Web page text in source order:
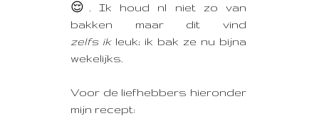
😌. Ik houd nl niet zo van
bakken maar dit vind
zelfs ikleuk; ik bak ze nu bijna
wekelijks.
Voor de liefhebbers hieronder
mijn recept: